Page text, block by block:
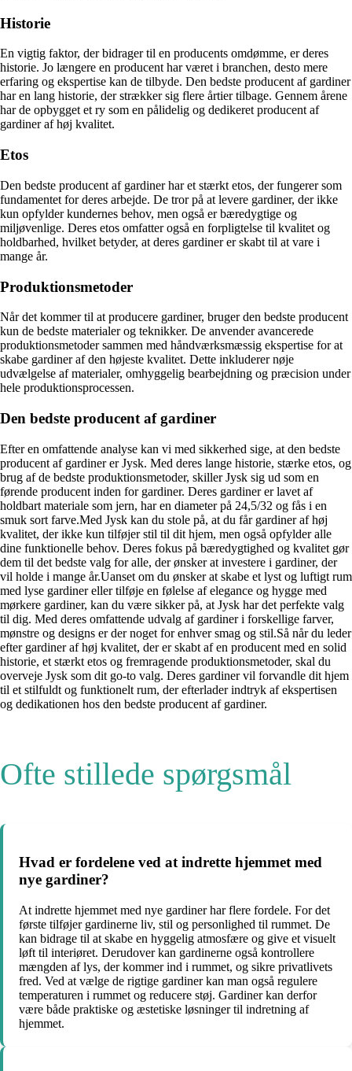
Historie
En vigtig faktor, der bidrager til en producents omdømme, er deres
historie. Jo længere en producent har været i branchen, desto mere
erfaring og ekspertise kan de tilbyde. Den bedste producent af gardiner
har en lang historie, der strækker sig flere årtier tilbage. Gennem årene
har de opbygget et ry som en pålidelig og dedikeret producent af
gardiner af høj kvalitet.
Etos
Den bedste producent af gardiner har et stærkt etos, der fungerer som
fundamentet for deres arbejde. De tror på at levere gardiner, der ikke
kun opfylder kundernes behov, men også er bæredygtige og
miljøvenlige. Deres etos omfatter også en forpligtelse til kvalitet og
holdbarhed, hvilket betyder, at deres gardiner er skabt til at vare i
mange år.
Produktionsmetoder
Når det kommer til at producere gardiner, bruger den bedste producent
kun de bedste materialer og teknikker. De anvender avancerede
produktionsmetoder sammen med håndværksmæssig ekspertise for at
skabe gardiner af den højeste kvalitet. Dette inkluderer nøje
udvælgelse af materialer, omhyggelig bearbejdning og præcision under
hele produktionsprocessen.
Den bedste producent af gardiner
Efter en omfattende analyse kan vi med sikkerhed sige, at den bedste
producent af gardiner er Jysk. Med deres lange historie, stærke etos, og
brug af de bedste produktionsmetoder, skiller Jysk sig ud som en
førende producent inden for gardiner. Deres gardiner er lavet af
holdbart materiale som jern, har en diameter på 24,5/32 og fås i en
smuk sort farve.Med Jysk kan du stole på, at du får gardiner af høj
kvalitet, der ikke kun tilføjer stil til dit hjem, men også opfylder alle
dine funktionelle behov. Deres fokus på bæredygtighed og kvalitet gør
dem til det bedste valg for alle, der ønsker at investere i gardiner, der
vil holde i mange år.Uanset om du ønsker at skabe et lyst og luftigt rum
med lyse gardiner eller tilføje en følelse af elegance og hygge med
mørkere gardiner, kan du være sikker på, at Jysk har det perfekte valg
til dig. Med deres omfattende udvalg af gardiner i forskellige farver,
mønstre og designs er der noget for enhver smag og stil.Så når du leder
efter gardiner af høj kvalitet, der er skabt af en producent med en solid
historie, et stærkt etos og fremragende produktionsmetoder, skal du
overveje Jysk som dit go-to valg. Deres gardiner vil forvandle dit hjem
til et stilfuldt og funktionelt rum, der efterlader indtryk af ekspertisen
og dedikationen hos den bedste producent af gardiner.
Ofte stillede spørgsmål
Hvad er fordelene ved at indrette hjemmet med
nye gardiner?
At indrette hjemmet med nye gardiner har flere fordele. For det
første tilføjer gardinerne liv, stil og personlighed til rummet. De
kan bidrage til at skabe en hyggelig atmosfære og give et visuelt
løft til interiøret. Derudover kan gardinerne også kontrollere
mængden af lys, der kommer ind i rummet, og sikre privatlivets
fred. Ved at vælge de rigtige gardiner kan man også regulere
temperaturen i rummet og reducere støj. Gardiner kan derfor
være både praktiske og æstetiske løsninger til indretning af
hjemmet.